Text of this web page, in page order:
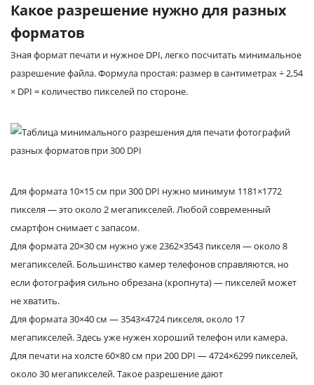
Какое разрешение нужно для разных
форматов
Зная формат печати и нужное DPI, легко посчитать минимальное
разрешение файла. Формула простая: размер в сантиметрах ÷ 2,54
× DPI = количество пикселей по стороне.
Для формата 10×15 см при 300 DPI нужно минимум 1181×1772
пикселя — это около 2 мегапикселей. Любой современный
смартфон снимает с запасом.
Для формата 20×30 см нужно уже 2362×3543 пикселя — около 8
мегапикселей. Большинство камер телефонов справляются, но
если фотография сильно обрезана (кропнута) — пикселей может
не хватить.
Для формата 30×40 см — 3543×4724 пикселя, около 17
мегапикселей. Здесь уже нужен хороший телефон или камера.
Для печати на холсте 60×80 см при 200 DPI — 4724×6299 пикселей,
около 30 мегапикселей. Такое разрешение дают